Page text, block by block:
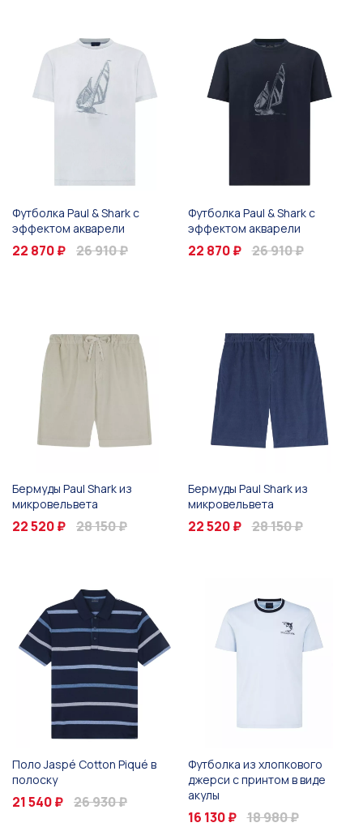
Футболка Paul & Shark с
эффектом акварели
22 870 ₽ 26 910 ₽
Футболка Paul & Shark с
эффектом акварели
22 870 ₽ 26 910 ₽
Бермуды Paul Shark из
микровельвета
22 520 ₽ 28 150 ₽
Бермуды Paul Shark из
микровельвета
22 520 ₽ 28 150 ₽
Поло Jaspé Cotton Piqué в
полоску
21 540 ₽ 26 930 ₽
Футболка из хлопкового
джерси с принтом в виде
акулы
16 130 ₽ 18 980 ₽